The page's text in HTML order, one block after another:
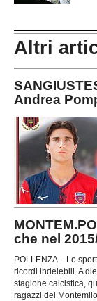
Altri
Andrea
che nel
POLLENZA – Lo
ricordi indelebili. A
stagione calcistica,
ragazzi del